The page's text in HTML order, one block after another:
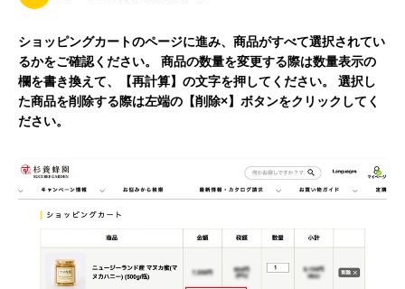
ショッピングカートのページに進み、商品がすべて選択されてい
るかをご確認ください。 商品の数量を変更する際は数量表示の
欄を書き換えて、【再計算】の文字を押してください。 選択し
た商品を削除する際は左端の【削除×】ボタンをクリックしてく
ださい。